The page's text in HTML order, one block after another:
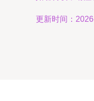
更新时间：